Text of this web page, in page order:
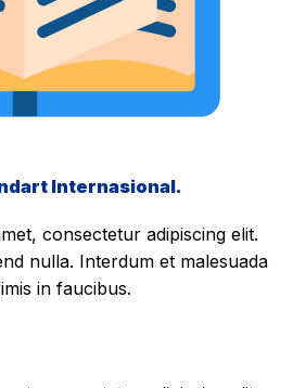
Internasional.
consectetur adipiscing elit.
nulla. Interdum et malesuada
in faucibus.